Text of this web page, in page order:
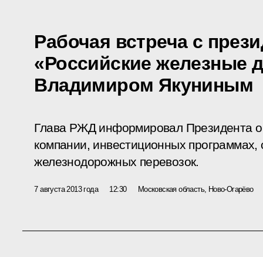
Рабочая встреча с
«Российские железные
Владимиром Якуниным
Глава РЖД информировал Президента о
компании, инвестиционных
железнодорожных перевозок.
7 августа 2013 года 12:30 Московская область, Ново-Огарёво